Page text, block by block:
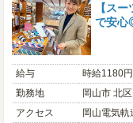
【ス
で安心
給与
時給1180
勤務地
岡山市 北区
アクセス
岡山電気